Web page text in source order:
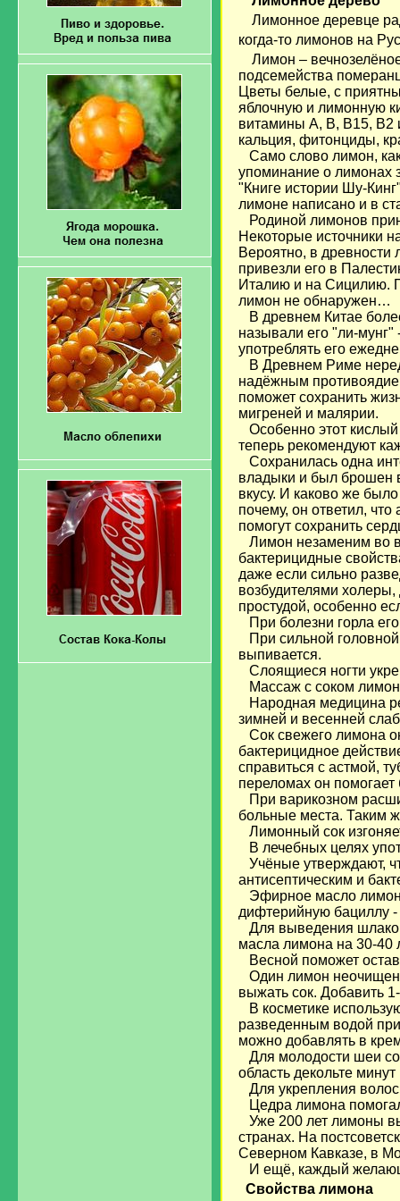
Лимонное деревце
когда-то лимонов на
Лимон –
подсемейства
Цветы белые, с
яблочную и лимонную
витамины А, В, В15, В2
кальция, фитонциды,
Само слово лимон,
упоминание о лимонах
"Книге истории Шу-
лимоне написано и в
Родиной лимонов
Некоторые источники
Вероятно, в древности
привезли его в
Италию и на Сицилию.
лимон не обнаружен…
В древнем Китае
называли его "ли-
употреблять его
В Древнем Риме
надёжным
поможет сохранить
мигреней и малярии.
Особенно этот
теперь рекомендуют
Сохранилась одна
владыки и был брошен
вкусу. И каково же
почему, он ответил,
помогут сохранить
Лимон незаменим во
бактерицидные
даже если сильно
возбудителями
простудой, особенно
При болезни горла
При сильной головной
выпивается.
Слоящиеся ногти
Массаж с соком
Народная медицина
зимней и весенней
Сок свежего лимона
бактерицидное
справиться с астмой,
переломах он
При варикозном
больные места. Таким
Лимонный сок
В лечебных целях
Учёные утверждают,
антисептическим и
Эфирное масло
дифтерийную бациллу -
Для выведения
масла лимона на 30-40
Весной поможет
Один лимон
выжать сок. Добавить
В косметике
разведенным водой
можно добавлять в
Для молодости шеи
область декольте
Для укрепления
Цедра лимона
Уже 200 лет лимоны
странах. На
Северном Кавказе, в
И ещё, каждый
Свойства лимона